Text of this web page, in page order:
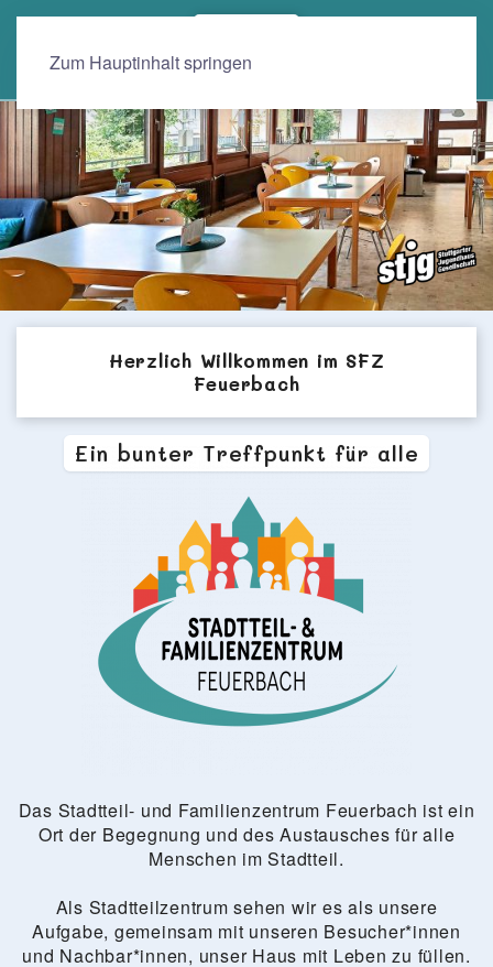
Zum Hauptinhalt springen
Herzlich Willkommen im SFZ
Feuerbach
Ein bunter Treffpunkt für alle
Das Stadtteil- und Familienzentrum Feuerbach ist ein
Ort der Begegnung und des Austausches für alle
Menschen im Stadtteil.
Als Stadtteilzentrum sehen wir es als unsere
Aufgabe, gemeinsam mit unseren Besucher*innen
und Nachbar*innen, unser Haus mit Leben zu füllen.